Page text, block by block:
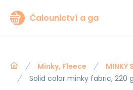
Čalounictví a ga
Minky, Fleece
MINKY
Solid color minky fabric, 220